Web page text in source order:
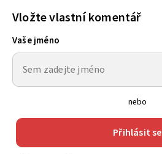
Vložte vlastní komentář
Vaše jméno
nebo
Přihlásit se